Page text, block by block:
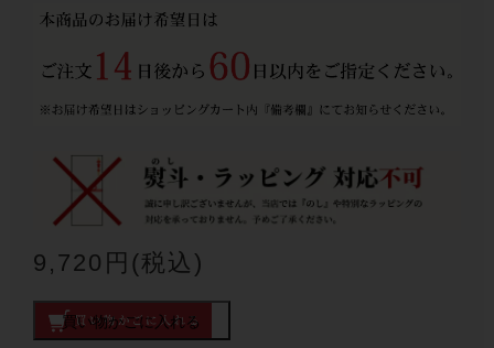
9,720円(税込)
買い物かごに入れる